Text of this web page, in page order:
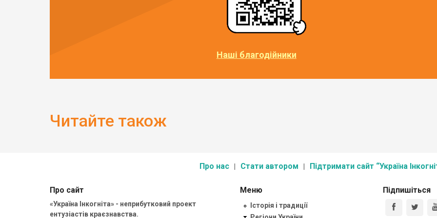
Наші благодійники
Читайте також
Про нас Стати автором Підтримати сайт “Україна
Про сайт
«Україна Інкогніта» - неприбутковий проект
ентузіастів краєзнавства.
Меню
Історія і традиції
Підпишіться